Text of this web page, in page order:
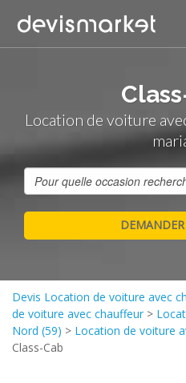
Location de voiture
Devis Location de voiture avec
de voiture avec chauffeur >
Nord (59) > Location de voiture
Class-Cab